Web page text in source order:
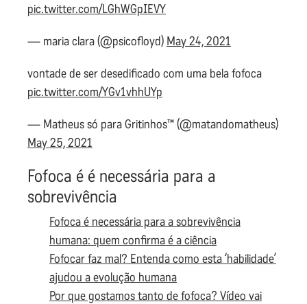
pic.twitter.com/LGhWGpIEVY
— maria clara (@psicofloyd) May 24, 2021
vontade de ser desedificado com uma bela fofoca
pic.twitter.com/YGv1vhhUYp
— Matheus só para Gritinhos™ (@matandomatheus)
May 25, 2021
Fofoca é é necessária para a
sobrevivência
Fofoca é necessária para a sobrevivência
humana: quem confirma é a ciência
Fofocar faz mal? Entenda como esta ‘habilidade’
ajudou a evolução humana
Por que gostamos tanto de fofoca? Vídeo vai